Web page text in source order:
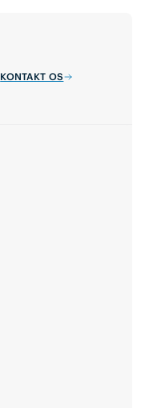
KONTAKT OS